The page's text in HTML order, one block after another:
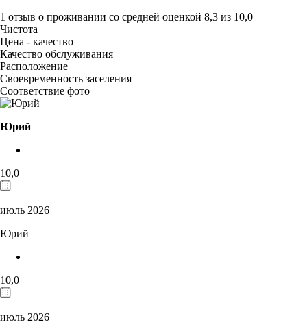
1 отзыв о проживании со средней оценкой 8,3 из 10,0
Чистота
Цена - качество
Качество обслуживания
Расположение
Своевременность заселения
Соответствие фото
Юрий
10,0
июль 2026
Юрий
10,0
июль 2026